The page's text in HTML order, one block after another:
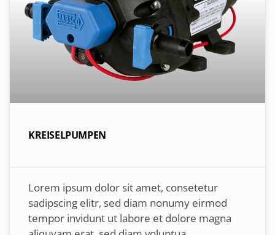
KREISELPUMPEN
Lorem ipsum dolor sit amet, consetetur
sadipscing elitr, sed diam nonumy eirmod
tempor invidunt ut labore et dolore magna